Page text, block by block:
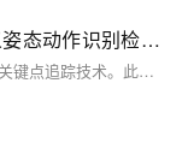
【一步步开发AI运动APP】九、自定义姿态动作识别检测——之关键点追踪
本文介绍了【一步步开发AI运动APP】系列中的关键点追踪技术。此前分享的系列博文助力开发者打造了多种AI健身场景的小程序，而新系列将聚焦性能更优的AI运动APP开发。文章重点讲解了“关键点位变化追踪”能力，适用于动态运动（如跳跃）分析，弥补了静态姿态检测的不足。通过`pose-calc`插件，开发者可设置关键点（如鼻子）、追踪方向（X或Y轴）及变化幅度。示例代码展示了如何在`uni-app`框架中使用`createPointTracker`实现关键点追踪，并结合人体识别结果完成动态分析。具体实现可参考文档与Demo示例。